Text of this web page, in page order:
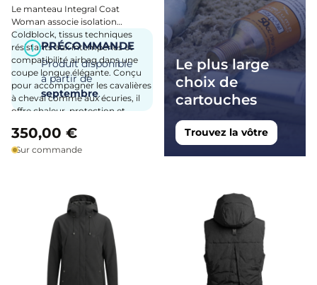
Le manteau Integral Coat
Woman associe isolation
Coldblock, tissus techniques
résistants aux intempéries et
compatibilité airbag dans une
coupe longue élégante. Conçu
pour accompagner les cavalières
à cheval comme aux écuries, il
offre chaleur, protection et
les temps.
i PRÉCOMMANDE
Produit disponible
à partir de
septembre.
350,00 €
Sur commande
Le plus large
choix de
cartouches
Trouvez la vôtre